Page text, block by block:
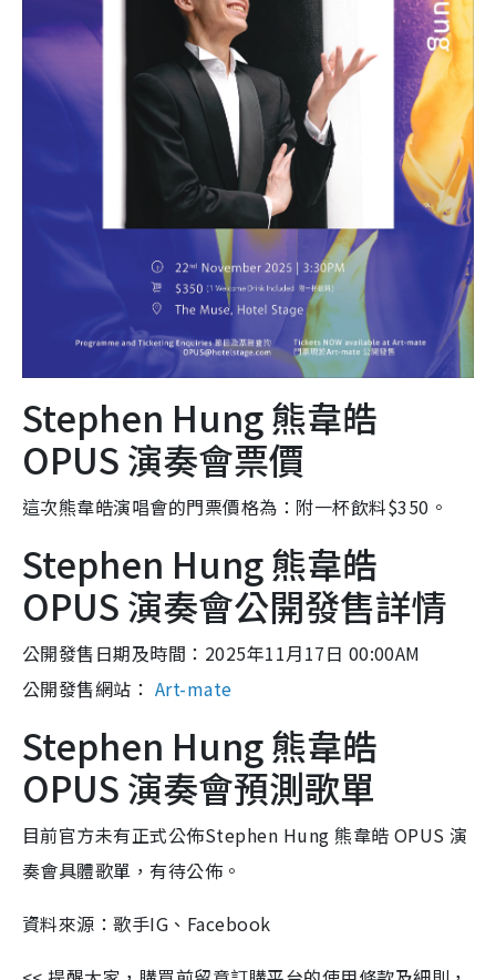
Stephen Hung 熊韋皓
OPUS 演奏會票價
這次熊韋皓演唱會的門票價格為：附一杯飲料$350。
Stephen Hung 熊韋皓
OPUS 演奏會公開發售詳情
公開發售日期及時間：2025年11月17日 00:00AM
公開發售網站： Art-mate
Stephen Hung 熊韋皓
OPUS 演奏會預測歌單
目前官方未有正式公佈Stephen Hung 熊韋皓 OPUS 演
奏會具體歌單，有待公佈。
資料來源：歌手IG、Facebook